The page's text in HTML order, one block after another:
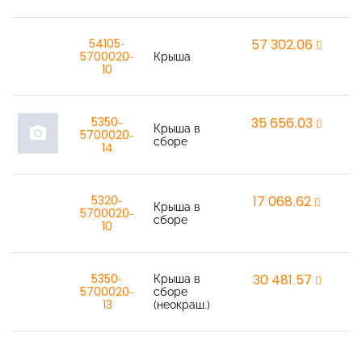
54105-
5700020-
10
Крыша
57 302,06
photo_camera
5350-
5700020-
14
Крыша в
сборе
35 656,03
5320-
5700020-
10
Крыша в
сборе
17 068,62
5350-
5700020-
13
Крыша в
сборе
(неокраш.)
30 481,57